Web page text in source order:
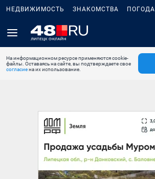
НЕДВИЖИМОСТЬ ЗНАКОМСТВА ПОГОДА
На информационном ресурсе применяются cookie-
файлы. Оставаясь на сайте, вы подтверждаете свое
согласиена их использование.